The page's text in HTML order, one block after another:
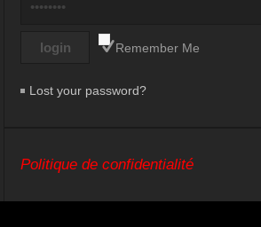
Remember Me
Lost your password?
Politique de confidentialité